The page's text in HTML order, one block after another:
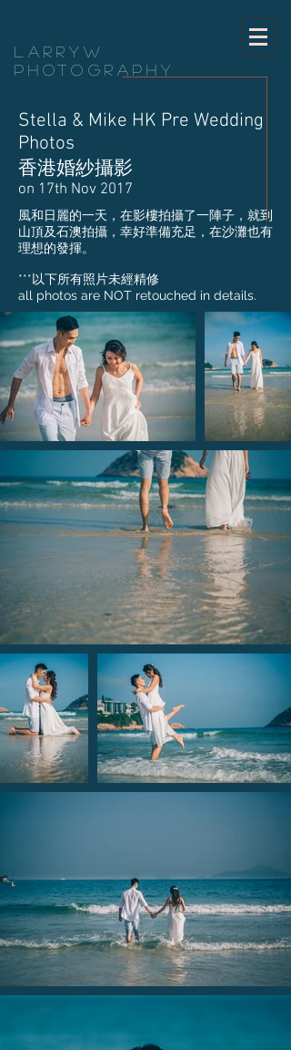
LarryW
Photography
Stella & Mike HK Pre Wedding
Photos
香港婚紗攝影
on 17th Nov 2017
風和日麗的一天，在影樓拍攝了一陣子，就到
山頂及石澳拍攝，幸好準備充足，在沙灘也有
理想的發揮。
​***以下所有照片未經精修
all photos are NOT retouched in details.